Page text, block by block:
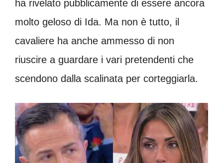
ha rivelato pubblicamente di essere ancora
molto geloso di Ida. Ma non è tutto, il
cavaliere ha anche ammesso di non
riuscire a guardare i vari pretendenti che
scendono dalla scalinata per corteggiarla.